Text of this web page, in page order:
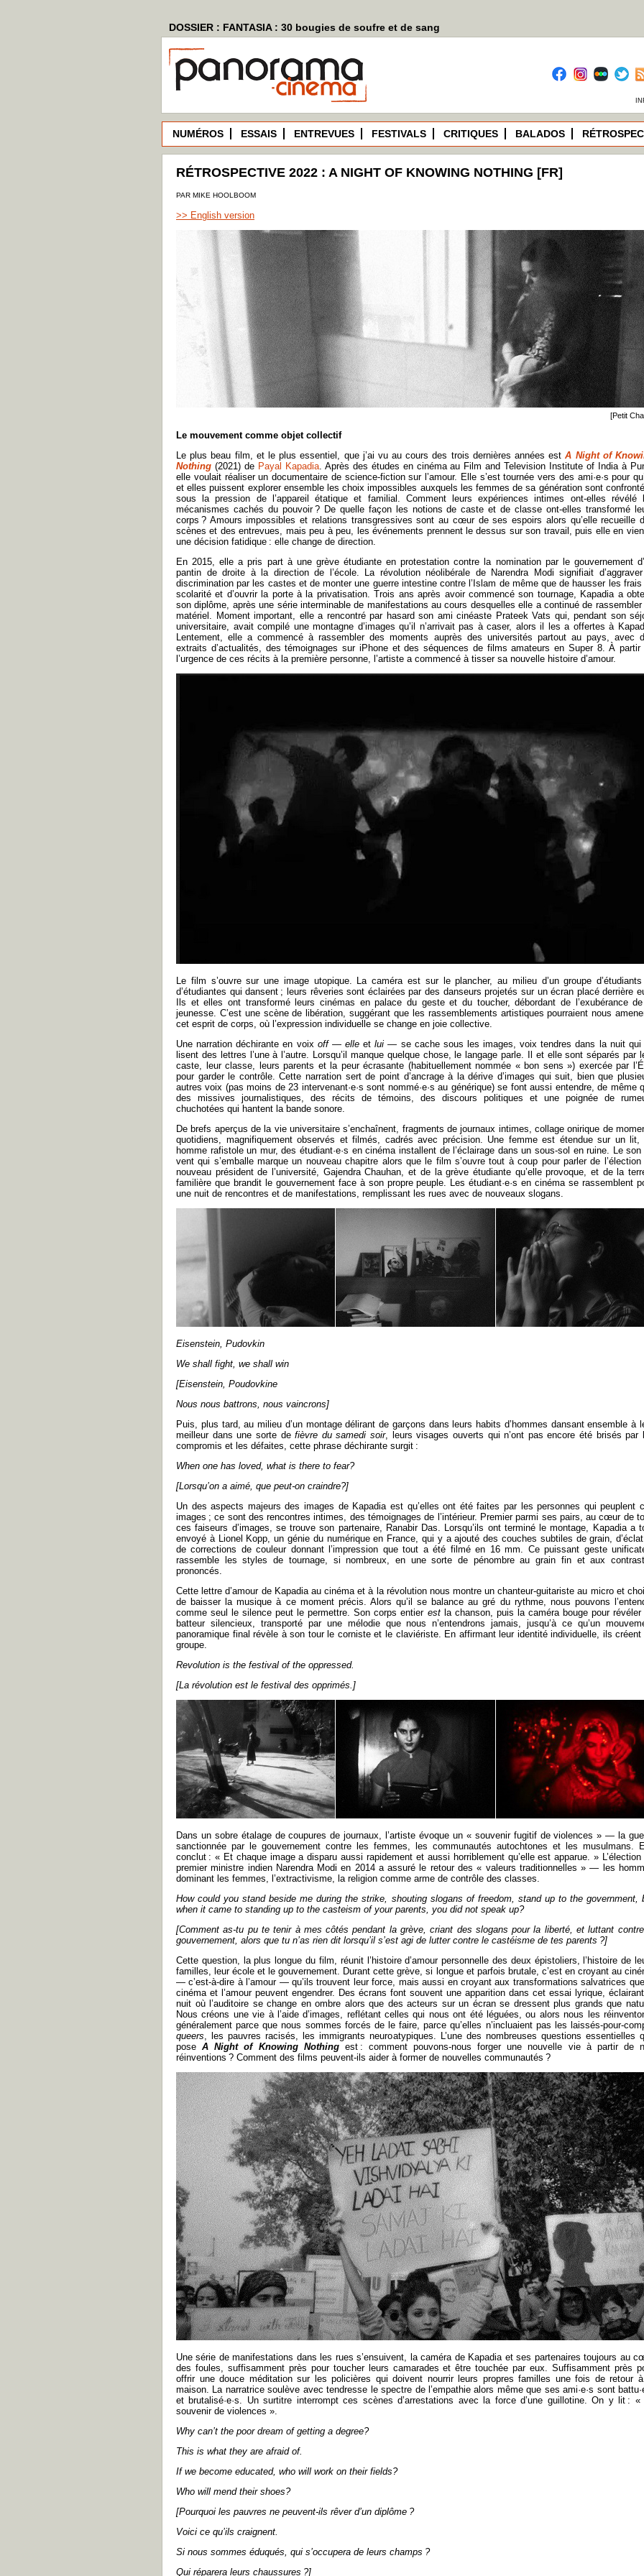
DOSSIER : FANTASIA : 30 bougies de soufre et de sang
NUMÉROS ESSAIS ENTREVUES FESTIVALS CRITIQUES BALADOS
RÉTROSPECTIVE 2022 : A NIGHT OF KNOWING NOTHING [FR]
PAR MIKE HOOLBOOM
>> English version
[Petit
Le mouvement comme objet collectif
Le plus beau film, et le plus essentiel, que j’ai vu au cours des trois dernières années estA Night of
Nothing (2021) de Payal Kapadia. Après des études en cinéma au Film and Television Institute of India à
elle voulait réaliser un documentaire de science-fiction sur l’amour. Elle s’est tournée vers des ami·e·s pour
et elles puissent explorer ensemble les choix impossibles auxquels les femmes de sa génération sont
sous la pression de l’appareil étatique et familial. Comment leurs expériences intimes ont-elles révélé
mécanismes cachés du pouvoir ? De quelle façon les notions de caste et de classe ont-elles transformé
corps ? Amours impossibles et relations transgressives sont au cœur de ses espoirs alors qu’elle recueille
scènes et des entrevues, mais peu à peu, les événements prennent le dessus sur son travail, puis elle en
une décision fatidique : elle change de direction.
En 2015, elle a pris part à une grève étudiante en protestation contre la nomination par le gouvernement
pantin de droite à la direction de l’école. La révolution néolibérale de Narendra Modi signifiait
discrimination par les castes et de monter une guerre intestine contre l’Islam de même que de hausser les frais
scolarité et d’ouvrir la porte à la privatisation. Trois ans après avoir commencé son tournage, Kapadia a
son diplôme, après une série interminable de manifestations au cours desquelles elle a continué de rassembler
matériel. Moment important, elle a rencontré par hasard son ami cinéaste Prateek Vats qui, pendant son
universitaire, avait compilé une montagne d’images qu’il n’arrivait pas à caser, alors il les a offertes à
Lentement, elle a commencé à rassembler des moments auprès des universités partout au pays, avec
extraits d’actualités, des témoignages sur iPhone et des séquences de films amateurs en Super 8. À partir
l’urgence de ces récits à la première personne, l’artiste a commencé à tisser sa nouvelle histoire d’amour.
Le film s’ouvre sur une image utopique. La caméra est sur le plancher, au milieu d’un groupe
d’étudiantes qui dansent ; leurs rêveries sont éclairées par des danseurs projetés sur un écran placé derrière
Ils et elles ont transformé leurs cinémas en palace du geste et du toucher, débordant de l’exubérance
jeunesse. C’est une scène de libération, suggérant que les rassemblements artistiques pourraient nous
cet esprit de corps, où l’expression individuelle se change en joie collective.
Une narration déchirante en voix off— elleetlui — se cache sous les images, voix tendres dans la nuit qui
lisent des lettres l’une à l’autre. Lorsqu’il manque quelque chose, le langage parle. Il et elle sont séparés par
caste, leur classe, leurs parents et la peur écrasante (habituellement nommée « bon sens ») exercée par
pour garder le contrôle. Cette narration sert de point d’ancrage à la dérive d’images qui suit, bien que
autres voix (pas moins de 23 intervenant·e·s sont nommé·e·s au générique) se font aussi entendre, de même
des missives journalistiques, des récits de témoins, des discours politiques et une poignée de
chuchotées qui hantent la bande sonore.
De brefs aperçus de la vie universitaire s’enchaînent, fragments de journaux intimes, collage onirique de
quotidiens, magnifiquement observés et filmés, cadrés avec précision. Une femme est étendue sur un lit,
homme rafistole un mur, des étudiant·e·s en cinéma installent de l’éclairage dans un sous-sol en ruine. Le son
vent qui s’emballe marque un nouveau chapitre alors que le film s’ouvre tout à coup pour parler de l’élection
nouveau président de l’université, Gajendra Chauhan, et de la grève étudiante qu’elle provoque, et de la
familière que brandit le gouvernement face à son propre peuple. Les étudiant·e·s en cinéma se rassemblent
une nuit de rencontres et de manifestations, remplissant les rues avec de nouveaux slogans.
Eisenstein, Pudovkin
We shall fight, we shall win
[Eisenstein, Poudovkine
Nous nous battrons, nous vaincrons]
Puis, plus tard, au milieu d’un montage délirant de garçons dans leurs habits d’hommes dansant ensemble à
meilleur dans une sorte defièvre du samedi soir, leurs visages ouverts qui n’ont pas encore été brisés par
compromis et les défaites, cette phrase déchirante surgit :
When one has loved, what is there to fear?
[Lorsqu’on a aimé, que peut-on craindre?]
Un des aspects majeurs des images de Kapadia est qu’elles ont été faites par les personnes qui peuplent
images ; ce sont des rencontres intimes, des témoignages de l’intérieur. Premier parmi ses pairs, au cœur de
ces faiseurs d’images, se trouve son partenaire, Ranabir Das. Lorsqu’ils ont terminé le montage, Kapadia a
envoyé à Lionel Kopp, un génie du numérique en France, qui y a ajouté des couches subtiles de grain,
de corrections de couleur donnant l’impression que tout a été filmé en 16 mm. Ce puissant geste
rassemble les styles de tournage, si nombreux, en une sorte de pénombre au grain fin et aux
prononcés.
Cette lettre d’amour de Kapadia au cinéma et à la révolution nous montre un chanteur-guitariste au micro et
de baisser la musique à ce moment précis. Alors qu’il se balance au gré du rythme, nous pouvons
comme seul le silence peut le permettre. Son corps entier estla chanson, puis la caméra bouge pour révéler
batteur silencieux, transporté par une mélodie que nous n’entendrons jamais, jusqu’à ce qu’un
panoramique final révèle à son tour le corniste et le claviériste. En affirmant leur identité individuelle, ils créent
groupe.
Revolution is the festival of the oppressed.
[La révolution est le festival des opprimés.]
Dans un sobre étalage de coupures de journaux, l’artiste évoque un « souvenir fugitif de violences » — la
sanctionnée par le gouvernement contre les femmes, les communautés autochtones et les musulmans.
conclut : « Et chaque image a disparu aussi rapidement et aussi horriblement qu’elle est apparue. » L’élection
premier ministre indien Narendra Modi en 2014 a assuré le retour des « valeurs traditionnelles » — les
dominant les femmes, l’extractivisme, la religion comme arme de contrôle des classes.
How could you stand beside me during the strike, shouting slogans of freedom, stand up to the government,
when it came to standing up to the casteism of your parents, you did not speak up?
[Comment as-tu pu te tenir à mes côtés pendant la grève, criant des slogans pour la liberté, et luttant
gouvernement, alors que tu n’as rien dit lorsqu’il s’est agi de lutter contre le castéisme de tes parents ?]
Cette question, la plus longue du film, réunit l’histoire d’amour personnelle des deux épistoliers, l’histoire de
familles, leur école et le gouvernement. Durant cette grève, si longue et parfois brutale, c’est en croyant au
— c’est-à-dire à l’amour — qu’ils trouvent leur force, mais aussi en croyant aux transformations salvatrices
cinéma et l’amour peuvent engendrer. Des écrans font souvent une apparition dans cet essai lyrique,
nuit où l’auditoire se change en ombre alors que des acteurs sur un écran se dressent plus grands que
Nous créons une vie à l’aide d’images, reflétant celles qui nous ont été léguées, ou alors nous les
généralement parce que nous sommes forcés de le faire, parce qu’elles n’incluaient pas les laissés-pour-
queers, les pauvres racisés, les immigrants neuroatypiques. L’une des nombreuses questions essentielles
poseA Night of Knowing Nothingest : comment pouvons-nous forger une nouvelle vie à partir de
réinventions ? Comment des films peuvent-ils aider à former de nouvelles communautés ?
Une série de manifestations dans les rues s’ensuivent, la caméra de Kapadia et ses partenaires toujours au
des foules, suffisamment près pour toucher leurs camarades et être touchée par eux. Suffisamment près
offrir une douce méditation sur les policières qui doivent nourrir leurs propres familles une fois de retour
maison. La narratrice soulève avec tendresse le spectre de l’empathie alors même que ses ami·e·s sont
et brutalisé·e·s. Un surtitre interrompt ces scènes d’arrestations avec la force d’une guillotine. On y lit : «
souvenir de violences ».
Why can’t the poor dream of getting a degree?
This is what they are afraid of.
If we become educated, who will work on their fields?
Who will mend their shoes?
[Pourquoi les pauvres ne peuvent-ils rêver d’un diplôme ?
Voici ce qu’ils craignent.
Si nous sommes éduqués, qui s’occupera de leurs champs ?
Qui réparera leurs chaussures ?]